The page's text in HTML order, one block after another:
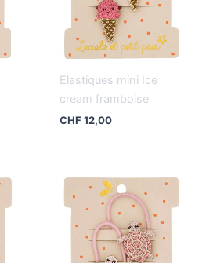
Elastiques mini Ice
cream framboise
CHF12,00